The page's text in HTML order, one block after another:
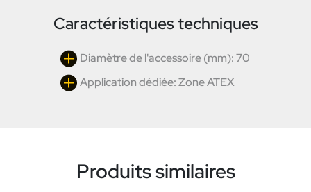
Caractéristiques techniques
Diamètre de l'accessoire (mm): 70
Application dédiée: Zone ATEX
Produits similaires